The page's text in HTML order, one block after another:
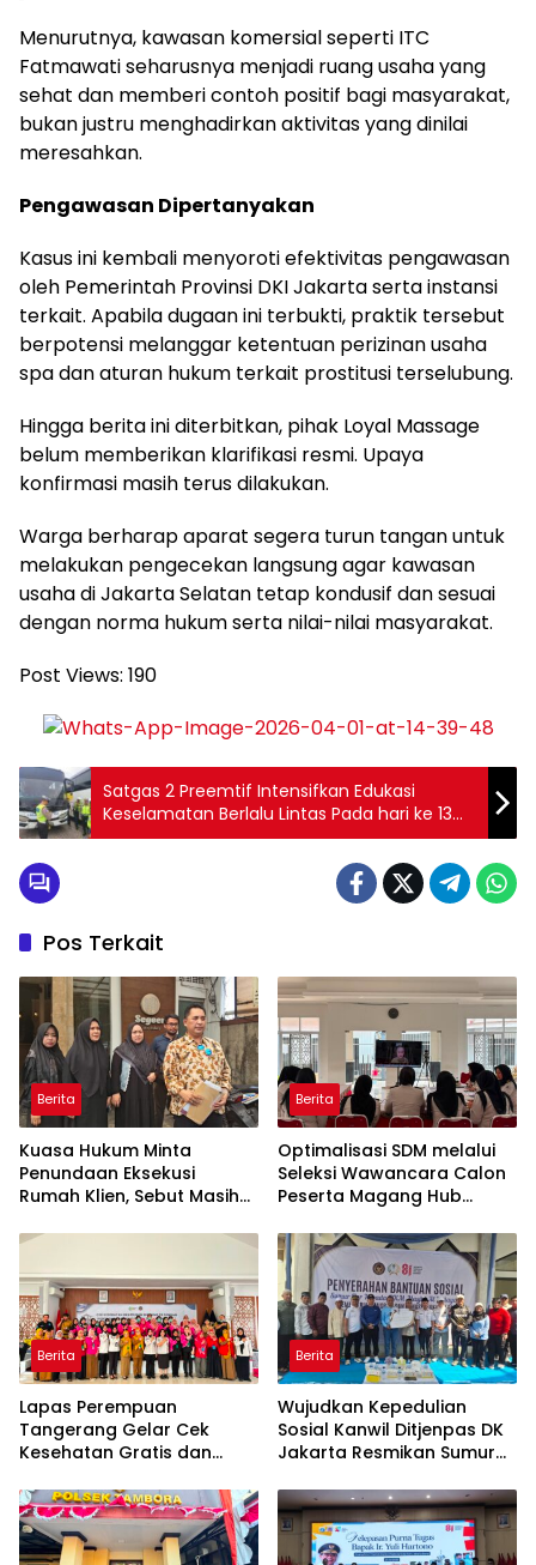
Menurutnya, kawasan komersial seperti ITC
Fatmawati seharusnya menjadi ruang usaha yang
sehat dan memberi contoh positif bagi masyarakat,
bukan justru menghadirkan aktivitas yang dinilai
meresahkan.
Pengawasan Dipertanyakan
Kasus ini kembali menyoroti efektivitas pengawasan
oleh Pemerintah Provinsi DKI Jakarta serta instansi
terkait. Apabila dugaan ini terbukti, praktik tersebut
berpotensi melanggar ketentuan perizinan usaha
spa dan aturan hukum terkait prostitusi terselubung.
Hingga berita ini diterbitkan, pihak Loyal Massage
belum memberikan klarifikasi resmi. Upaya
konfirmasi masih terus dilakukan.
Warga berharap aparat segera turun tangan untuk
melakukan pengecekan langsung agar kawasan
usaha di Jakarta Selatan tetap kondusif dan sesuai
dengan norma hukum serta nilai-nilai masyarakat.
Post Views: 190
Satgas 2 Preemtif Intensifkan Edukasi
Keselamatan Berlalu Lintas Pada hari ke 13
dalam Operasi Keselamatan 2026
Pos Terkait
Berita
Kuasa Hukum Minta
Penundaan Eksekusi
Rumah Klien, Sebut Masih
Hukum yang Berjalan
Berita
Optimalisasi SDM melalui
Seleksi Wawancara Calon
Peserta Magang Hub
2026
Berita
Lapas Perempuan
Tangerang Gelar Cek
Kesehatan Gratis dan
DNA bagi Petugas dan
Warga Binaan
Berita
Wujudkan Kepedulian
Sosial Kanwil Ditjenpas DK
Jakarta Resmikan Sumur